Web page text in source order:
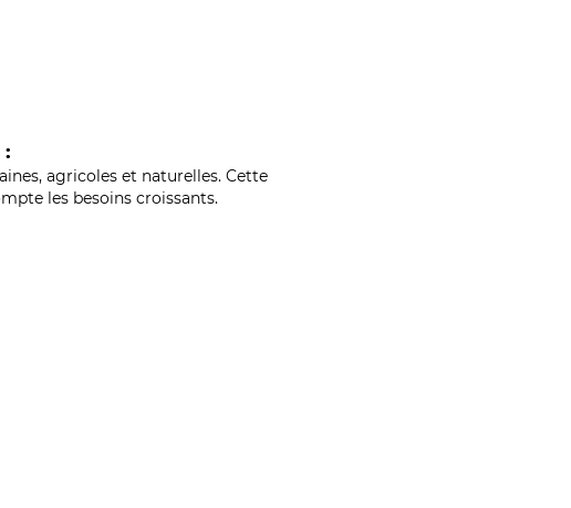
agricoles et naturelles. Cette
les besoins croissants.